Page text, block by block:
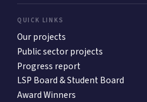
QUICK LINKS
Our projects
Public sector projects
Progress report
LSP Board & Student Board
Award Winners